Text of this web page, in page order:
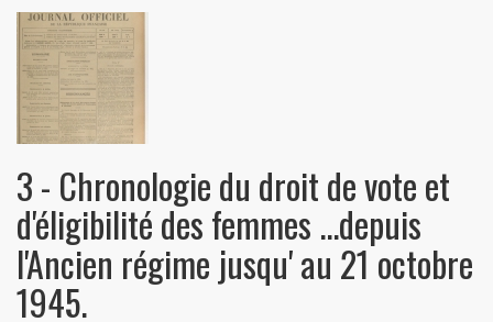
3 - Chronologie du droit de vote et
d'éligibilité des femmes ...depuis
l'Ancien régime jusqu' au 21 octobre
1945.